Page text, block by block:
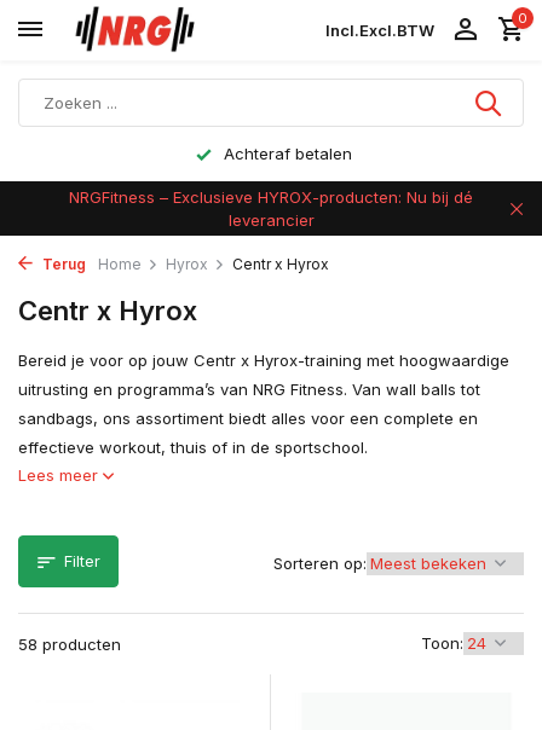
Incl.Excl.BTW
0
Achteraf betalen
NRGFitness – Exclusieve HYROX-producten: Nu bij dé
leverancier
Terug Home Hyrox Centr x Hyrox
Centr x Hyrox
Bereid je voor op jouw Centr x Hyrox-training met hoogwaardige
uitrusting en programma’s van NRG Fitness. Van wall balls tot
sandbags, ons assortiment biedt alles voor een complete en
effectieve workout, thuis of in de sportschool.
Lees meer
Filter
58 producten Toon:
Sorteren op: